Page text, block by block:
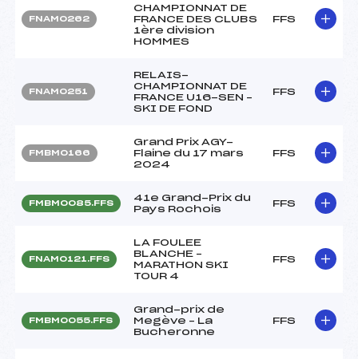
FNAM0262
CHAMPIONNAT DE
FRANCE DES CLUBS
1ère division
HOMMES
FFS
FNAM0251
RELAIS-
CHAMPIONNAT DE
FRANCE U16-SEN –
SKI DE FOND
FFS
FMBM0166
Grand Prix AGY-
Flaine du 17 mars
2024
FFS
FMBM0085.FFS
41e Grand-Prix du
Pays Rochois
FFS
FNAM0121.FFS
LA FOULEE
BLANCHE –
MARATHON SKI
TOUR 4
FFS
FMBM0055.FFS
Grand-prix de
Megève – La
Bucheronne
FFS